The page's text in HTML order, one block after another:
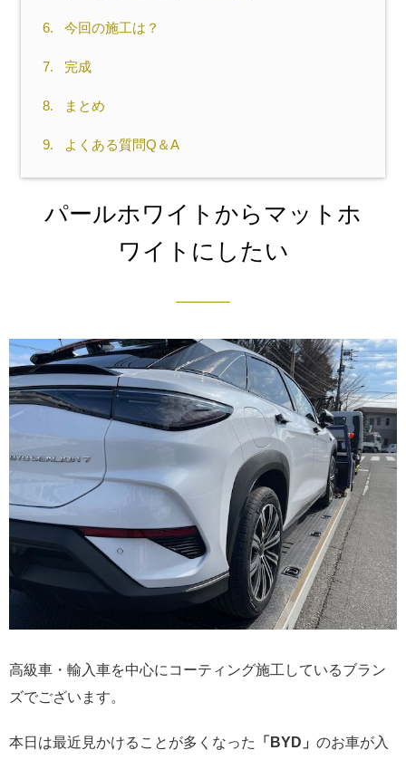
6. 今回の施工は？
7. 完成
8. まとめ
9. よくある質問Q＆A
パールホワイトからマットホ
ワイトにしたい
高級車・輸入車を中心にコーティング施工しているブラン
ズでございます。
本日は最近見かけることが多くなった 「BYD」 のお車が入